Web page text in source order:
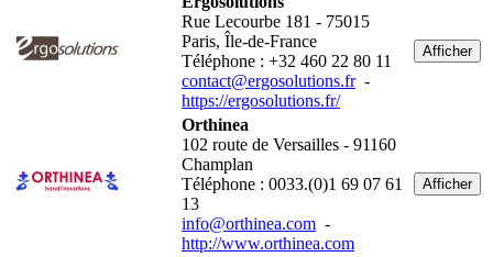
Rue Lecourbe 181 - 75015
Paris, Île-de-France
Téléphone : +32 460 22 80 11
contact@ergosolutions.fr-
https://ergosolutions.fr/
Afficher
Orthinea
102 route de Versailles - 91160
Champlan
Téléphone : 0033.(0)1 69 07 61
13
info@orthinea.com -
http://www.orthinea.com
Afficher